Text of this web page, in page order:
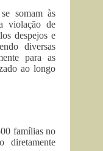
somam às
violação de
despejos e
diversas
para as
ao longo
famílias no
diretamente